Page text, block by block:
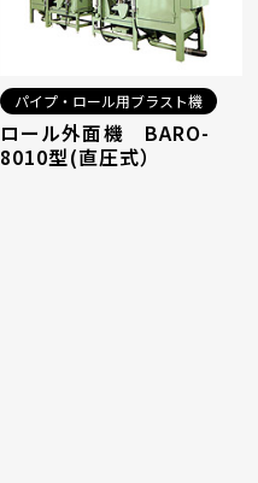
パイプ・ロール用ブラスト機
ロール外面機 BARO-
8010型(直圧式）